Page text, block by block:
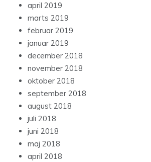
april 2019
marts 2019
februar 2019
januar 2019
december 2018
november 2018
oktober 2018
september 2018
august 2018
juli 2018
juni 2018
maj 2018
april 2018